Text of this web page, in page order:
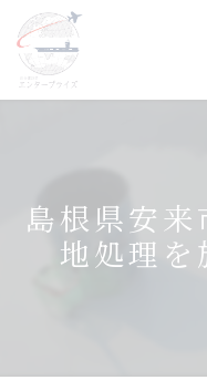
島根県安
地処理を